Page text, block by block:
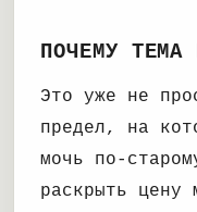
ПОЧЕМУ ТЕМА
Это уже не
предел, на
мочь по-
раскрыть цену